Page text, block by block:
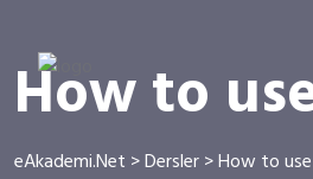
How to
eAkademi.Net >Dersler>How to